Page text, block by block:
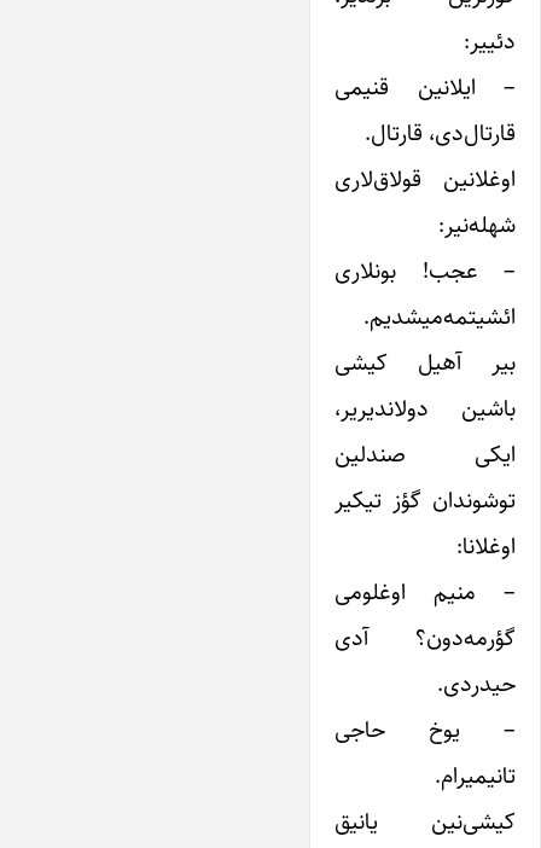
دئییر:
– ایلانین قنیمی
قارتال‌دی، قارتال.
اوغلانین قولاق‌لاری
شهله‌نیر:
– عجب! بونلاری
ائشیتمه‌میشدیم.
بیر آهیل کیشی
باشین دولاندیریر،
ایکی صندلین
توشوندان گؤز تیکیر
اوغلانا:
– منیم اوغلومی
گؤرمه‌دون؟ آدی
حیدردی.
– یوخ حاجی
تانیمیرام.
کیشی‌نین یانیق